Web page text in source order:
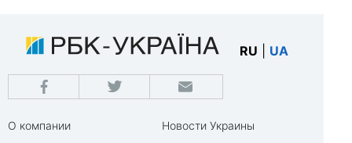
RU UA
О компании
Новости Украины